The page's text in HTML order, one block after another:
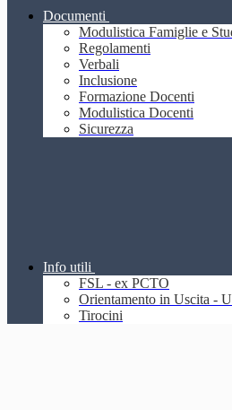
Documenti
Modulistica Famiglie e
Regolamenti
Verbali
Inclusione
Formazione Docenti
Modulistica Docenti
Sicurezza
Info utili
FSL - ex PCTO
Orientamento in Uscita -
Tirocini